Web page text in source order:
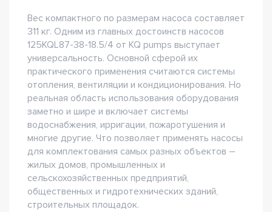
Вес компактного по размерам насоса составляет
311 кг. Одним из главных достоинств насосов
125KQL87-38-18.5/4 от KQ pumps выступает
универсальность. Основной сферой их
практического применения считаются системы
отопления, вентиляции и кондиционирования. Но
реальная область использования оборудования
заметно и шире и включает системы
водоснабжения, ирригации, пожаротушения и
многие другие. Что позволяет применять насосы
для комплектования самых разных объектов –
жилых домов, промышленных и
сельскохозяйственных предприятий,
общественных и гидротехнических зданий,
строительных площадок.